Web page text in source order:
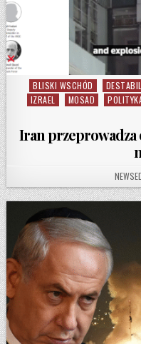
Posted in
BLISKI WSCHÓD
IZRAEL
MOSAD
Iran